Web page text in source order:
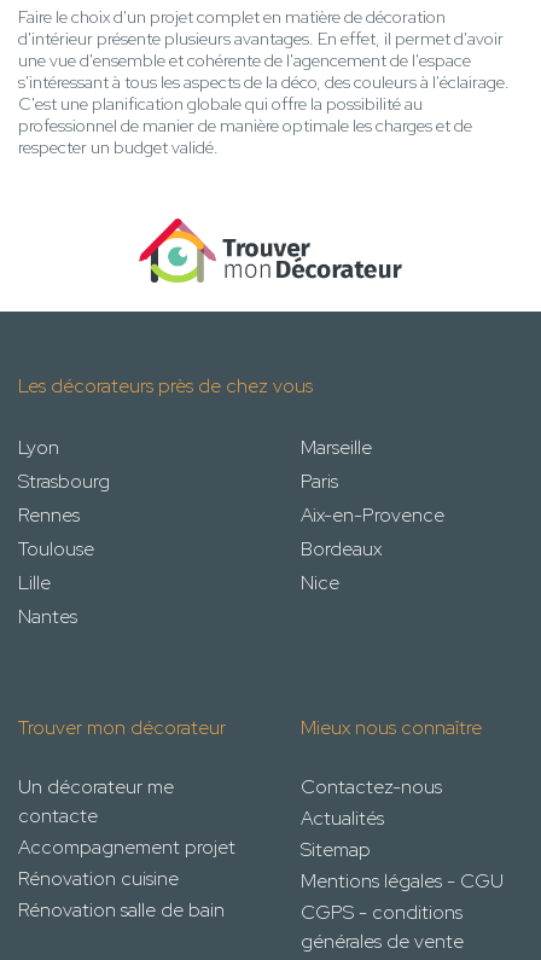
Faire le choix d'un projet complet en matière de décoration
d'intérieur présente plusieurs avantages. En effet, il permet d'avoir
une vue d'ensemble et cohérente de l'agencement de l'espace
s'intéressant à tous les aspects de la déco, des couleurs à l'éclairage.
C'est une planification globale qui offre la possibilité au
professionnel de manier de manière optimale les charges et de
respecter un budget validé.
Les décorateurs près de chez vous
Lyon
Marseille
Strasbourg
Paris
Rennes
Aix-en-Provence
Toulouse
Bordeaux
Lille
Nice
Nantes
Trouver mon décorateur
Un décorateur me
contacte
Accompagnement projet
Rénovation cuisine
Rénovation salle de bain
Mieux nous connaître
Contactez-nous
Actualités
Sitemap
Mentions légales - CGU
CGPS - conditions
générales de vente